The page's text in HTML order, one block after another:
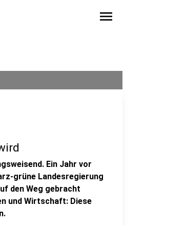
menu
Ein Jahr vor
grüne Landesregierung
den Weg gebracht
und Wirtschaft: Diese